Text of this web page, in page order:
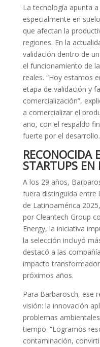
La tecnología apunta
especialmente en
que afectan la
regiones. En la
validación dentro de
el funcionamiento de
reales. “Hoy estamos
etapa de validación y
comercialización”,
a comercializar el
año, con el respaldo
fuerte por el desarrollo.
RECONOCIDA
STARTUPS
A los 29 años,
fuera distinguida entre
de Latinoamérica
por Cleantech Group
Energy, la iniciativa
la selección incluyó
destacó a las
impacto
próximos años.
Para Barbarosch, ese
visión: la innovación
problemas
tiempo. “Logramos
contaminación,